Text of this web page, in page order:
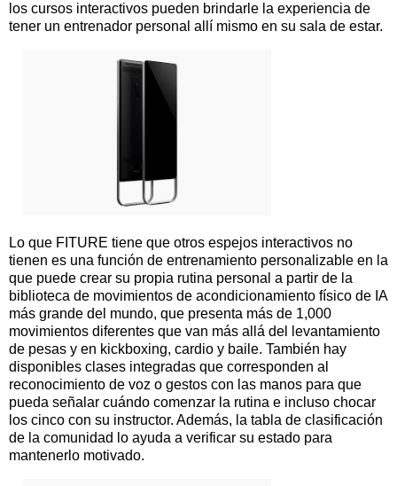
los cursos interactivos pueden brindarle la experiencia de
tener un entrenador personal allí mismo en su sala de estar.
Lo que FITURE tiene que otros espejos interactivos no
tienen es una función de entrenamiento personalizable en la
que puede crear su propia rutina personal a partir de la
biblioteca de movimientos de acondicionamiento físico de IA
más grande del mundo, que presenta más de 1,000
movimientos diferentes que van más allá del levantamiento
de pesas y en kickboxing, cardio y baile. También hay
disponibles clases integradas que corresponden al
reconocimiento de voz o gestos con las manos para que
pueda señalar cuándo comenzar la rutina e incluso chocar
los cinco con su instructor. Además, la tabla de clasificación
de la comunidad lo ayuda a verificar su estado para
mantenerlo motivado.